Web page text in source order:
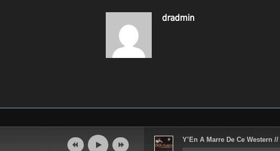
dradmin
audio
Y’En A Marre De Ce Western //